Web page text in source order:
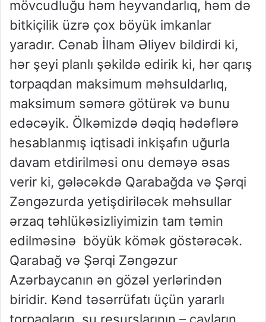
mövcudluğu həm heyvandarlıq, həm də
bitkiçilik üzrə çox böyük imkanlar
yaradır. Cənab İlham Əliyev bildirdi ki,
hər şeyi planlı şəkildə edirik ki, hər qarış
torpaqdan maksimum məhsuldarlıq,
maksimum səmərə götürək və bunu
edəcəyik. Ölkəmizdə dəqiq hədəflərə
hesablanmış iqtisadi inkişafın uğurla
davam etdirilməsi onu deməyə əsas
verir ki, gələcəkdə Qarabağda və Şərqi
Zəngəzurda yetişdiriləcək məhsullar
ərzaq təhlükəsizliyimizin tam təmin
edilməsinə böyük kömək göstərəcək.
Qarabağ və Şərqi Zəngəzur
Azərbaycanın ən gözəl yerlərindən
biridir. Kənd təsərrüfatı üçün yararlı